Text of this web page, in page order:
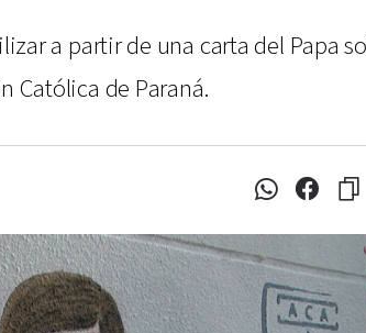
a partir de una carta del
Católica de Paraná.